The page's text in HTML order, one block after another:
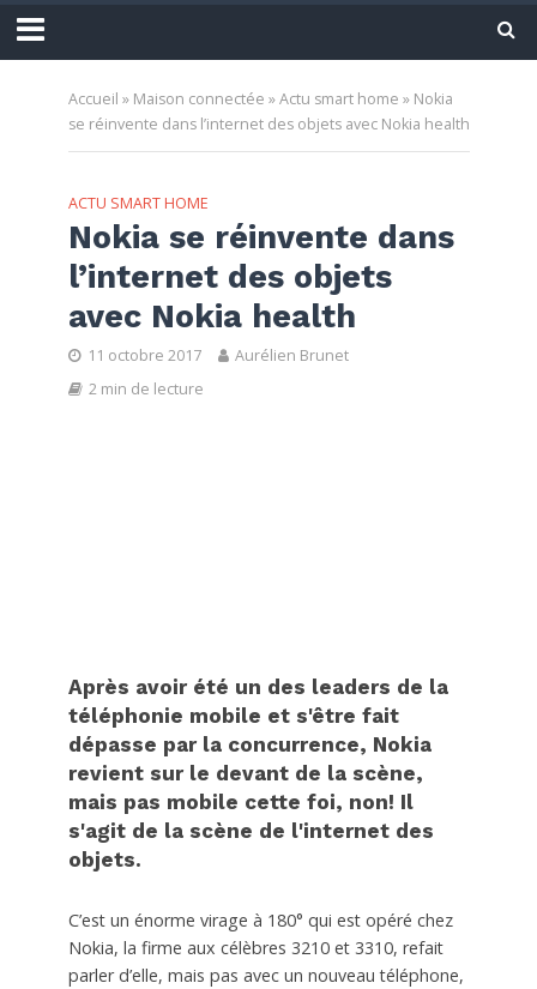
Accueil » Maison connectée »Actu smart home » Nokia
se réinvente dans l’internet des objets avec Nokia health
ACTU SMART HOME
Nokia se réinvente dans
l’internet des objets
avec Nokia health
11 octobre 2017
Aurélien Brunet
2 min de lecture
Après avoir été un des leaders de la
téléphonie mobile et s'être fait
dépasse par la concurrence, Nokia
revient sur le devant de la scène,
mais pas mobile cette foi, non! Il
s'agit de la scène de l'internet des
objets.
C’est un énorme virage à 180° qui est opéré chez
Nokia, la firme aux célèbres 3210 et 3310, refait
parler d’elle, mais pas avec un nouveau téléphone,